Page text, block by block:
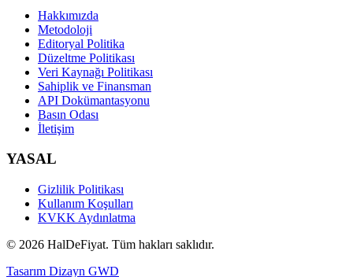
Hakkımızda
Metodoloji
Editoryal Politika
Düzeltme Politikası
Veri Kaynağı Politikası
Sahiplik ve Finansman
API Dokümantasyonu
Basın Odası
İletişim
YASAL
Gizlilik Politikası
Kullanım Koşulları
KVKK Aydınlatma
© 2026 HalDeFiyat. Tüm hakları saklıdır.
Tasarım Dizayn GWD